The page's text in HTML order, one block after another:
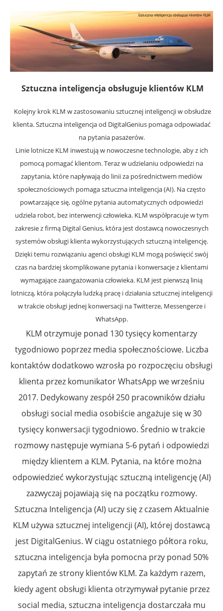
Sztuczna inteligencja obsługuje klientów KLM
Kolejny krok KLM w zastosowaniu sztucznej inteligencji w obsłudze
klienta. Sztuczna inteligencja od DigitalGenius pomaga odpowiadać
na pytania pasażerów.
Linie lotnicze KLM inwestują w nowoczesne technologie, aby z ich
pomocą pomagać klientom. Teraz w udzielaniu odpowiedzi na
zapytania, które napływają do linii za pośrednictwem mediów
społecznościowych pomaga sztuczna inteligencja (AI). Na często
powtarzające się, ogólne pytania automatycznych odpowiedzi
udziela robot, bez interwencji człowieka. KLM współpracuje w tym
zakresie z firmą Digital Genius, która jest dostawcą nowoczesnych
systemów obsługi klienta wykorzystujących sztuczną inteligencję.
Dzięki temu rozwiązaniu agenci obsługi KLM mogą poświęcić swój
czas na bardziej skomplikowane pytania i konwersacje z klientami
wymagające zaangażowania człowieka. KLM jest pierwszą linią
lotniczą, która połączyła ludzką pracę i działania sztucznej inteligencji
w trakcie obsługi jednej konwersacji na Twitterze, Messengerze i
WhatsApp.
KLM otrzymuje ponad 130 tysięcy komentarzy
tygodniowo poprzez media społecznościowe. Liczba
kontaktów dodatkowo wzrosła po rozpoczęciu obsługi
klienta przez komunikator WhatsApp we wrześniu
2017. Dedykowany zespół 250 pracowników działu
obsługi social media osobiście angażuje się w 30
tysięcy konwersacji tygodniowo. Średnio w trakcie
rozmowy następuje wymiana 5-6 pytań i odpowiedzi
między klientem a KLM. Pytania, na które można
odpowiedzieć wykorzystując sztuczną inteligencję (AI)
zazwyczaj pojawiają się na początku rozmowy.
Sztuczna Inteligencja (AI) uczy się z czasem Aktualnie
KLM używa sztucznej inteligencji (AI), której dostawcą
jest DigitalGenius. W ciągu ostatniego półtora roku,
sztuczna inteligencja była pomocna przy ponad 50%
zapytań ze strony klientów KLM. Za każdym razem,
kiedy agent obsługi klienta otrzymywał pytanie przez
social media, sztuczna inteligencja dostarczała mu